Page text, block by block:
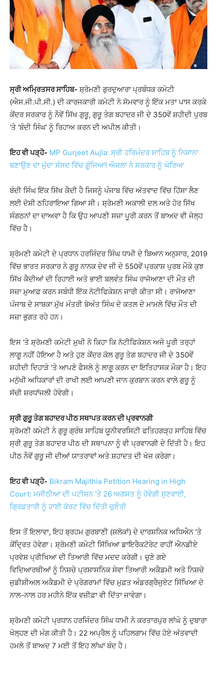
ਸ੍ਰੀ ਅਮ੍ਰਿਤਸਰ ਸਾਹਿਬ- ਸ਼੍ਰੋਮਣੀ ਗੁਰਦੁਆਰਾ ਪ੍ਰਬੰਧਕ ਕਮੇਟੀ
(ਐਸ.ਜੀ.ਪੀ.ਸੀ.) ਦੀ ਕਾਰਜਕਾਰੀ ਕਮੇਟੀ ਨੇ ਸੋਮਵਾਰ ਨੂੰ ਇੱਕ ਮਤਾ ਪਾਸ ਕਰਕੇ
ਕੇਂਦਰ ਸਰਕਾਰ ਨੂੰ ਨੌਵੇਂ ਸਿੱਖ ਗੁਰੂ, ਗੁਰੂ ਤੇਗ ਬਹਾਦਰ ਜੀ ਦੇ 350ਵੇਂ ਸ਼ਹੀਦੀ ਪੁਰਬ
‘ਤੇ ‘ਬੰਦੀ ਸਿੰਘ’ ਨੂੰ ਰਿਹਾਅ ਕਰਨ ਦੀ ਅਪੀਲ ਕੀਤੀ।
ਇਹ ਵੀ ਪੜ੍ਹੋ- MP Gurjeet Aujla: ਸ੍ਰੀ ਹਰਿਮੰਦਰ ਸਾਹਿਬ ਨੂੰ ਨਿਸ਼ਾਨਾ
ਬਣਾਉਣ ਦਾ ਮੁੱਦਾ ਸੰਸਦ ਵਿੱਚ ਗੂੰਜਿਆ! ਔਜਲਾ ਨੇ ਸਰਕਾਰ ਨੂੰ ਘੇਰਿਆ
ਬੰਦੀ ਸਿੰਘ ਇੱਕ ਸਿੱਖ ਕੈਦੀ ਹੈ ਜਿਸਨੂੰ ਪੰਜਾਬ ਵਿੱਚ ਅੱਤਵਾਦ ਵਿੱਚ ਹਿੱਸਾ ਲੈਣ
ਲਈ ਦੋਸ਼ੀ ਠਹਿਰਾਇਆ ਗਿਆ ਸੀ। ਸ਼੍ਰੋਮਣੀ ਅਕਾਲੀ ਦਲ ਅਤੇ ਹੋਰ ਸਿੱਖ
ਸੰਗਠਨਾਂ ਦਾ ਦਾਅਵਾ ਹੈ ਕਿ ਉਹ ਆਪਣੀ ਸਜ਼ਾ ਪੂਰੀ ਕਰਨ ਤੋਂ ਬਾਅਦ ਵੀ ਜੇਲ੍ਹ
ਵਿੱਚ ਹੈ।
ਸ਼੍ਰੋਮਣੀ ਕਮੇਟੀ ਦੇ ਪ੍ਰਧਾਨ ਹਰਜਿੰਦਰ ਸਿੰਘ ਧਾਮੀ ਦੇ ਬਿਆਨ ਅਨੁਸਾਰ, 2019
ਵਿੱਚ ਭਾਰਤ ਸਰਕਾਰ ਨੇ ਗੁਰੂ ਨਾਨਕ ਦੇਵ ਜੀ ਦੇ 550ਵੇਂ ਪ੍ਰਕਾਸ਼ ਪੁਰਬ ਮੌਕੇ ਕੁਝ
ਸਿੱਖ ਕੈਦੀਆਂ ਦੀ ਰਿਹਾਈ ਅਤੇ ਭਾਈ ਬਲਵੰਤ ਸਿੰਘ ਰਾਜੋਆਣਾ ਦੀ ਮੌਤ ਦੀ
ਸਜ਼ਾ ਮੁਆਫ਼ ਕਰਨ ਸਬੰਧੀ ਇੱਕ ਨੋਟੀਫਿਕੇਸ਼ਨ ਜਾਰੀ ਕੀਤਾ ਸੀ। ਰਾਜੋਆਣਾ
ਪੰਜਾਬ ਦੇ ਸਾਬਕਾ ਮੁੱਖ ਮੰਤਰੀ ਬੇਅੰਤ ਸਿੰਘ ਦੇ ਕਤਲ ਦੇ ਮਾਮਲੇ ਵਿੱਚ ਮੌਤ ਦੀ
ਸਜ਼ਾ ਭੁਗਤ ਰਹੇ ਹਨ।
ਇਸ ‘ਤੇ ਸ਼੍ਰੋਮਣੀ ਕਮੇਟੀ ਮੁਖੀ ਨੇ ਕਿਹਾ ਕਿ ਨੋਟੀਫਿਕੇਸ਼ਨ ਅਜੇ ਪੂਰੀ ਤਰ੍ਹਾਂ
ਲਾਗੂ ਨਹੀਂ ਹੋਇਆ ਹੈ ਅਤੇ ਹੁਣ ਕੇਂਦਰ ਕੋਲ ਗੁਰੂ ਤੇਗ ਬਹਾਦਰ ਜੀ ਦੇ 350ਵੇਂ
ਸ਼ਹੀਦੀ ਦਿਹਾੜੇ ‘ਤੇ ਆਪਣੇ ਫੈਸਲੇ ਨੂੰ ਲਾਗੂ ਕਰਨ ਦਾ ਇਤਿਹਾਸਕ ਮੌਕਾ ਹੈ। ਇਹ
ਮਨੁੱਖੀ ਅਧਿਕਾਰਾਂ ਦੀ ਰਾਖੀ ਲਈ ਆਪਣੀ ਜਾਨ ਕੁਰਬਾਨ ਕਰਨ ਵਾਲੇ ਗੁਰੂ ਨੂੰ
ਸੱਚੀ ਸ਼ਰਧਾਂਜਲੀ ਹੋਵੇਗੀ।
ਸ੍ਰੀ ਗੁਰੂ ਤੇਗ ਬਹਾਦਰ ਪੀਠ ਸਥਾਪਤ ਕਰਨ ਦੀ ਪ੍ਰਵਾਨਗੀ
ਸ਼੍ਰੋਮਣੀ ਕਮੇਟੀ ਨੇ ਗੁਰੂ ਗ੍ਰੰਥ ਸਾਹਿਬ ਯੂਨੀਵਰਸਿਟੀ ਫਤਿਹਗੜ੍ਹ ਸਾਹਿਬ ਵਿੱਚ
ਸ੍ਰੀ ਗੁਰੂ ਤੇਗ ਬਹਾਦਰ ਪੀਠ ਦੀ ਸਥਾਪਨਾ ਨੂੰ ਵੀ ਪ੍ਰਵਾਨਗੀ ਦੇ ਦਿੱਤੀ ਹੈ। ਇਹ
ਪੀਠ ਨੌਵੇਂ ਗੁਰੂ ਜੀ ਦੀਆਂ ਯਾਤਰਾਵਾਂ ਅਤੇ ਸ਼ਹਾਦਤ ਦੀ ਖੋਜ ਕਰੇਗਾ।
ਇਹ ਵੀ ਪੜ੍ਹੋ- Bikram Majithia Petition Hearing in High
Court: ਮਜੀਠੀਆ ਦੀ ਪਟੀਸ਼ਨ ‘ਤੇ 26 ਅਗਸਤ ਨੂੰ ਹੋਵੇਗੀ ਸੁਣਵਾਈ,
ਗ੍ਰਿਫ਼ਤਾਰੀ ਨੂੰ ਹਾਈ ਕੋਰਟ ਵਿੱਚ ਦਿੱਤੀ ਚੁਣੌਤੀ
ਇਸ ਤੋਂ ਇਲਾਵਾ, ਇਹ ਬ੍ਰਹਮ ਗੁਰਬਾਣੀ (ਸ਼ਲੋਕਾਂ) ਦੇ ਦਾਰਸ਼ਨਿਕ ਅਧਿਐਨ ‘ਤੇ
ਕੇਂਦ੍ਰਿਤ ਹੋਵੇਗਾ। ਸ਼੍ਰੋਮਣੀ ਕਮੇਟੀ ਸਿੱਖਿਆ ਡਾਇਰੈਕਟੋਰੇਟ ਰਾਹੀਂ ਐਨਡੀਏ
ਪ੍ਰਵੇਸ਼ ਪ੍ਰੀਖਿਆ ਦੀ ਤਿਆਰੀ ਵਿੱਚ ਮਦਦ ਕਰੇਗੀ। ਚੁਣੇ ਗਏ
ਵਿਦਿਆਰਥੀਆਂ ਨੂੰ ਨਿਸ਼ਚੇ ਪ੍ਰਸ਼ਾਸਨਿਕ ਸੇਵਾ ਤਿਆਰੀ ਅਕੈਡਮੀ ਅਤੇ ਨਿਸ਼ਚੇ
ਜੁਡੀਸ਼ੀਅਲ ਅਕੈਡਮੀ ਦੇ ਪ੍ਰੋਗਰਾਮਾਂ ਵਿੱਚ ਮੁਫ਼ਤ ਅੰਡਰਗ੍ਰੈਜੁਏਟ ਸਿੱਖਿਆ ਦੇ
ਨਾਲ-ਨਾਲ ਹਰ ਮਹੀਨੇ ਇੱਕ ਵਜ਼ੀਫ਼ਾ ਵੀ ਦਿੱਤਾ ਜਾਵੇਗਾ।
ਸ਼੍ਰੋਮਣੀ ਕਮੇਟੀ ਪ੍ਰਧਾਨ ਹਰਜਿੰਦਰ ਸਿੰਘ ਧਾਮੀ ਨੇ ਕਰਤਾਰਪੁਰ ਲਾਂਘੇ ਨੂੰ ਦੁਬਾਰਾ
ਖੋਲ੍ਹਣ ਦੀ ਮੰਗ ਕੀਤੀ ਹੈ। 22 ਅਪ੍ਰੈਲ ਨੂੰ ਪਹਿਲਗਾਮ ਵਿੱਚ ਹੋਏ ਅੱਤਵਾਦੀ
ਹਮਲੇ ਤੋਂ ਬਾਅਦ 7 ਮਈ ਤੋਂ ਇਹ ਲਾਂਘਾ ਬੰਦ ਹੈ।